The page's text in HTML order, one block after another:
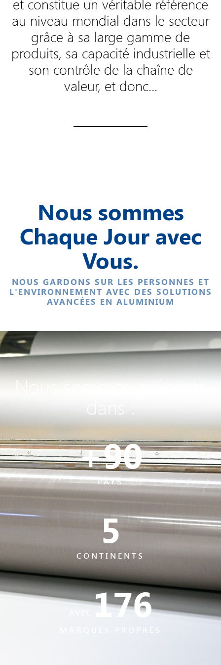
au niveau mondial dans le secteur
grâce à sa large gamme de
produits, sa capacité industrielle et
son contrôle de la chaîne de
valeur, et donc...
Nous sommes
Chaque Jour avec
Vous.
NOUS GARDONS SUR LES PERSONNES ET
L'ENVIRONNEMENT AVEC DES SOLUTIONS
AVANCÉES EN ALUMINIUM
Nous sommes présents
dans :
PAYS
+90
CONTINENTS
5
176